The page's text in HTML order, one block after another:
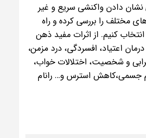
دادن واکنشی سریع و غیر
مختلف را بررسی کرده و راه
کنیم. از اثرات مفید ذهن
اعتیاد، افسردگی، درد مزمن،
و شخصیت، اختلالات خواب،
جسمی،کاهش استرس و… رانام